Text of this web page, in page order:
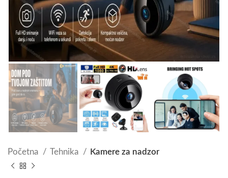
Početna Tehnika Kamere za nadzor